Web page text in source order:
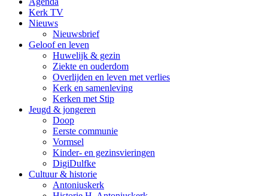
Kerk TV
Nieuws
Nieuwsbrief
Geloof en leven
Huwelijk & gezin
Ziekte en ouderdom
Overlijden en leven met verlies
Kerk en samenleving
Kerken met Stip
Jeugd & jongeren
Doop
Eerste communie
Vormsel
Kinder- en gezinsvieringen
DigiDulfke
Cultuur & historie
Antoniuskerk